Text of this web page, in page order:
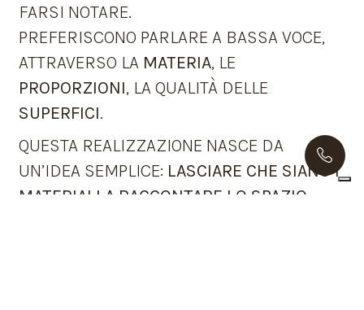
FARSI NOTARE.
PREFERISCONO PARLARE A BASSA VOCE,
ATTRAVERSO LA MATERIA, LE
PROPORZIONI, LA QUALITÀ DELLE
SUPERFICI.
QUESTA REALIZZAZIONE NASCE DA
UN’IDEA SEMPLICE: LASCIARE CHE SIANO I
MATERIALI A RACCONTARE LO SPAZIO